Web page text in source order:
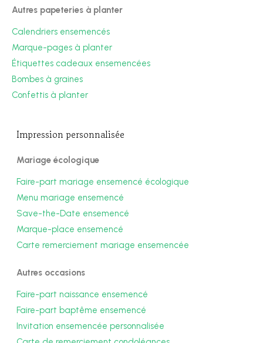
Autres papeteries à planter
Calendriers ensemencés
Marque-pages à planter
Étiquettes cadeaux ensemencées
Bombes à graines
Confettis à planter
Impression personnalisée
Mariage écologique
Faire-part mariage ensemencé écologique
Menu mariage ensemencé
Save-the-Date ensemencé
Marque-place ensemencé
Carte remerciement mariage ensemencée
Autres occasions
Faire-part naissance ensemencé
Faire-part baptême ensemencé
Invitation ensemencée personnalisée